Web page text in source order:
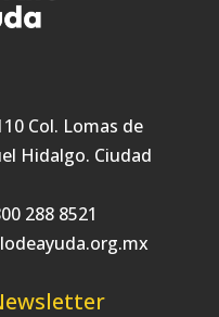
Col. Lomas de
Hidalgo. Ciudad
288 8521